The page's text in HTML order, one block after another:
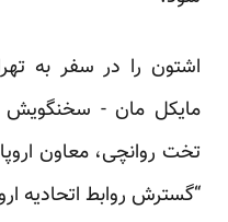
اشتون را در سفر به
مایکل مان -
“گسترش روابط اتحادیه